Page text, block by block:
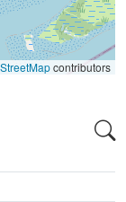
contributors